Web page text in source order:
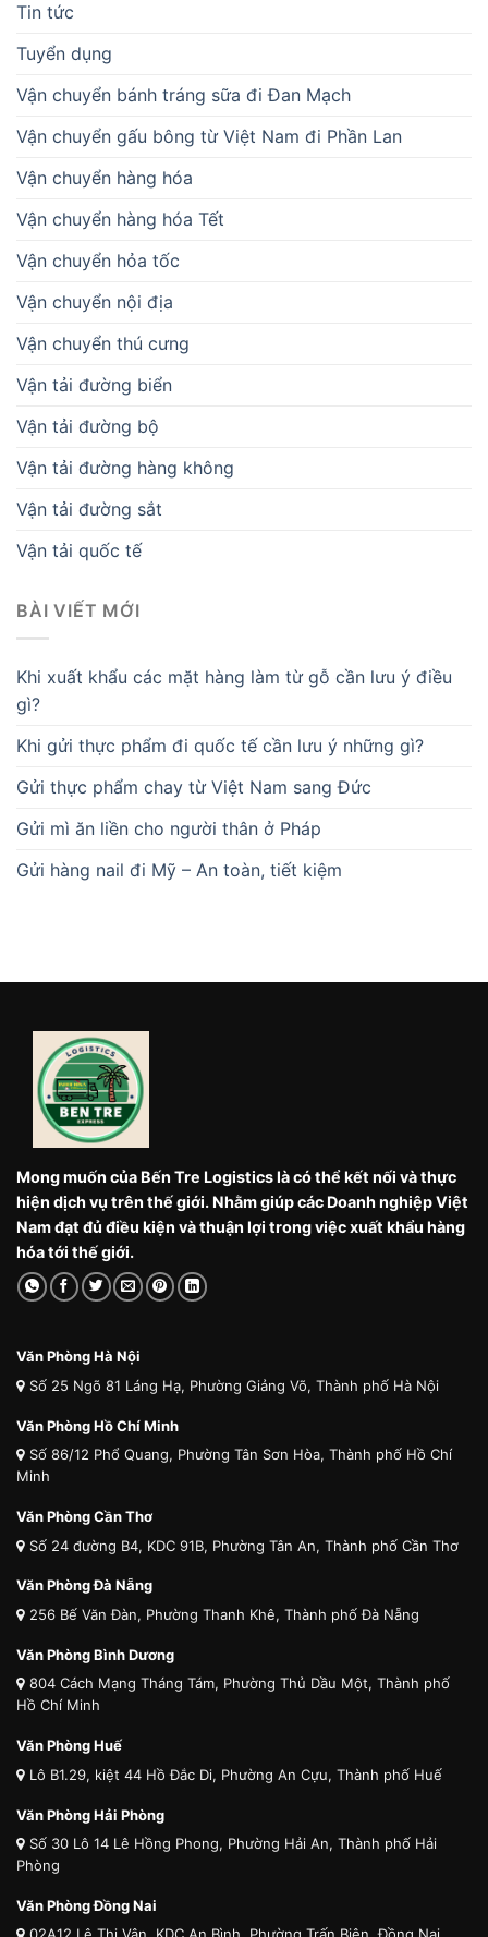
Tin tức
Tuyển dụng
Vận chuyển bánh tráng sữa đi Đan Mạch
Vận chuyển gấu bông từ Việt Nam đi Phần Lan
Vận chuyển hàng hóa
Vận chuyển hàng hóa Tết
Vận chuyển hỏa tốc
Vận chuyển nội địa
Vận chuyển thú cưng
Vận tải đường biển
Vận tải đường bộ
Vận tải đường hàng không
Vận tải đường sắt
Vận tải quốc tế
BÀI VIẾT MỚI
Khi xuất khẩu các mặt hàng làm từ gỗ cần lưu ý điều
gì?
Khi gửi thực phẩm đi quốc tế cần lưu ý những gì?
Gửi thực phẩm chay từ Việt Nam sang Đức
Gửi mì ăn liền cho người thân ở Pháp
Gửi hàng nail đi Mỹ – An toàn, tiết kiệm
Mong muốn của Bến Tre Logistics là có thể kết nối và thực
hiện dịch vụ trên thế giới. Nhằm giúp các Doanh nghiệp Việt
Nam đạt đủ điều kiện và thuận lợi trong việc xuất khẩu hàng
hóa tới thế giới.
Văn Phòng Hà Nội
Số 25 Ngõ 81 Láng Hạ, Phường Giảng Võ, Thành phố Hà Nội
Văn Phòng Hồ Chí Minh
Số 86/12 Phổ Quang, Phường Tân Sơn Hòa, Thành phố Hồ Chí
Minh
Văn Phòng Cần Thơ
Số 24 đường B4, KDC 91B, Phường Tân An, Thành phố Cần Thơ
Văn Phòng Đà Nẵng
256 Bế Văn Đàn, Phường Thanh Khê, Thành phố Đà Nẵng
Văn Phòng Bình Dương
804 Cách Mạng Tháng Tám, Phường Thủ Dầu Một, Thành phố
Hồ Chí Minh
Văn Phòng Huế
Lô B1.29, kiệt 44 Hồ Đắc Di, Phường An Cựu, Thành phố Huế
Văn Phòng Hải Phòng
Số 30 Lô 14 Lê Hồng Phong, Phường Hải An, Thành phố Hải
Phòng
Văn Phòng Đồng Nai